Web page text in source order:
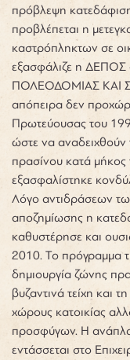
πρόβλεψη
προβλέπεται η
καστρόπληκτων σε
εξασφάλιζε η
ΠΟΛΕΟΔΟΜΙΑΣ ΚΑΙ
απόπειρα δεν
Πρωτεύουσας του
ώστε να αναδειχθούν
πρασίνου κατά μήκος
εξασφαλίστηκε
Λόγο αντιδράσεων
αποζημίωσης η
καθυστέρησε και
2010. Το πρόγραμμα
δημιουργία ζώνης
βυζαντινά τείχη και
χώρους κατοικίας
προσφύγων. Η
εντάσσεται στο